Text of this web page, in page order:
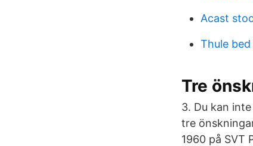
Acast
Thule
Tre
3. Du kan
tre
1960 på SVT